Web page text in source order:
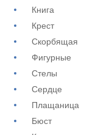
Книга
Крест
Скорбящая
Фигурные
Стелы
Сердце
Плащаница
Бюст